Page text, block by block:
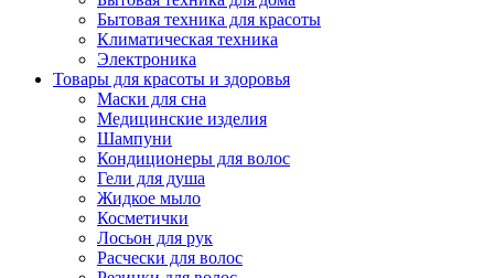
Бытовая техника для красоты
Климатическая техника
Электроника
Товары для красоты и здоровья
Маски для сна
Медицинские изделия
Шампуни
Кондиционеры для волос
Гели для душа
Жидкое мыло
Косметички
Лосьон для рук
Расчески для волос